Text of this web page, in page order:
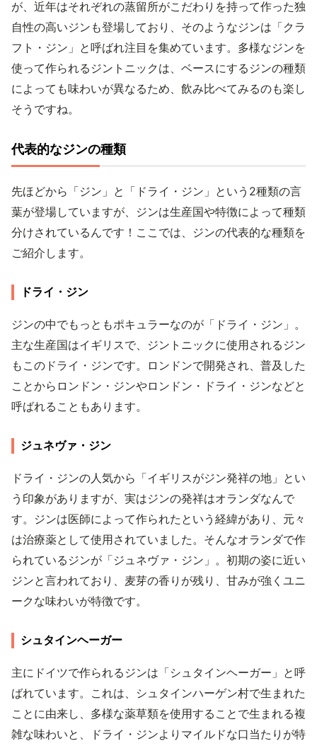
が、近年はそれぞれの蒸留所がこだわりを持って作った独
自性の高いジンも登場しており、そのようなジンは「クラ
フト・ジン」と呼ばれ注目を集めています。多様なジンを
使って作られるジントニックは、ベースにするジンの種類
によっても味わいが異なるため、飲み比べてみるのも楽し
そうですね。
代表的なジンの種類
先ほどから「ジン」と「ドライ・ジン」という2種類の言
葉が登場していますが、ジンは生産国や特徴によって種類
分けされているんです！ここでは、ジンの代表的な種類を
ご紹介します。
ドライ・ジン
ジンの中でもっともポキュラーなのが「ドライ・ジン」。
主な生産国はイギリスで、ジントニックに使用されるジン
もこのドライ・ジンです。ロンドンで開発され、普及した
ことからロンドン・ジンやロンドン・ドライ・ジンなどと
呼ばれることもあります。
ジュネヴァ・ジン
ドライ・ジンの人気から「イギリスがジン発祥の地」とい
う印象がありますが、実はジンの発祥はオランダなんで
す。ジンは医師によって作られたという経緯があり、元々
は治療薬として使用されていました。そんなオランダで作
られているジンが「ジュネヴァ・ジン」。初期の姿に近い
ジンと言われており、麦芽の香りが残り、甘みが強くユニ
ークな味わいが特徴です。
シュタインヘーガー
主にドイツで作られるジンは「シュタインヘーガー」と呼
ばれています。これは、シュタインハーゲン村で生まれた
ことに由来し、多様な薬草類を使用することで生まれる複
雑な味わいと、ドライ・ジンよりマイルドな口当たりが特